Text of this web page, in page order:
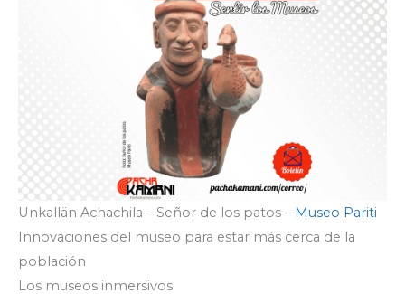
Unkallän Achachila – Señor de los patos – Museo Pariti
Innovaciones del museo para estar más cerca de la
población
Los museos inmersivos